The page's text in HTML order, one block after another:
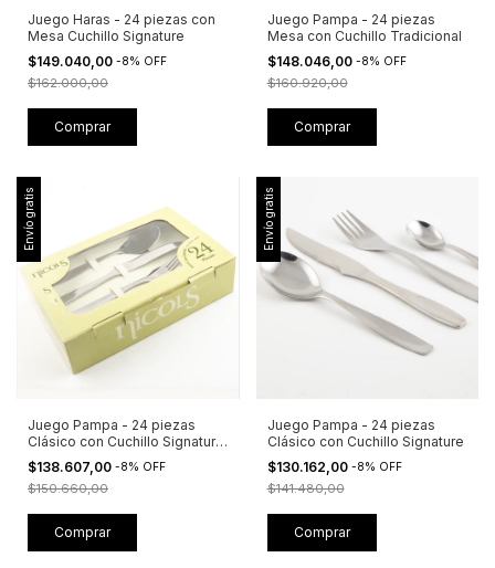
Juego Haras - 24 piezas con
Mesa Cuchillo Signature
$149.040,00 -8% OFF
$162.000,00
Juego Pampa - 24 piezas
Mesa con Cuchillo Tradicional
$148.046,00 -8% OFF
$160.920,00
Envío gratis
Juego Pampa - 24 piezas
Clásico con Cuchillo Signature
+ Caja Visora
$138.607,00 -8% OFF
$150.660,00
Envío gratis
Juego Pampa - 24 piezas
Clásico con Cuchillo Signature
$130.162,00 -8% OFF
$141.480,00